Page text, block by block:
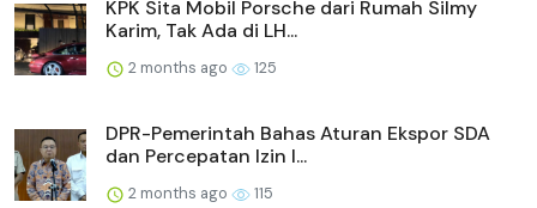
KPK Sita Mobil Porsche dari Rumah Silmy
Karim, Tak Ada di LH...
2 months ago 125
DPR-Pemerintah Bahas Aturan Ekspor SDA
dan Percepatan Izin I...
2 months ago 115